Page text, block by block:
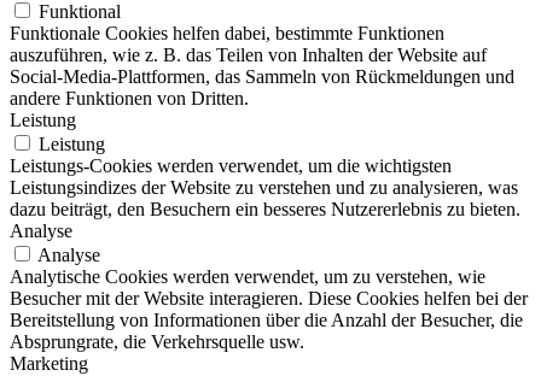
Funktional
Funktionale Cookies helfen dabei, bestimmte Funktionen
auszuführen, wie z. B. das Teilen von Inhalten der Website auf
Social-Media-Plattformen, das Sammeln von Rückmeldungen und
andere Funktionen von Dritten.
Leistung
Leistung
Leistungs-Cookies werden verwendet, um die wichtigsten
Leistungsindizes der Website zu verstehen und zu analysieren, was
dazu beiträgt, den Besuchern ein besseres Nutzererlebnis zu bieten.
Analyse
Analyse
Analytische Cookies werden verwendet, um zu verstehen, wie
Besucher mit der Website interagieren. Diese Cookies helfen bei der
Bereitstellung von Informationen über die Anzahl der Besucher, die
Absprungrate, die Verkehrsquelle usw.
Marketing